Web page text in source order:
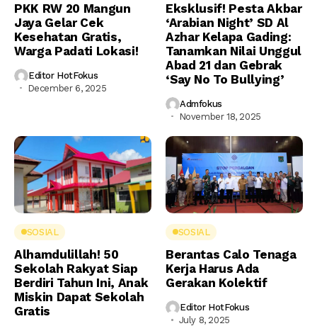
PKK RW 20 Mangun
Jaya Gelar Cek
Kesehatan Gratis,
Warga Padati Lokasi!
Editor HotFokus
December 6, 2025
Eksklusif! Pesta Akbar
‘Arabian Night’ SD Al
Azhar Kelapa Gading:
Tanamkan Nilai Unggul
Abad 21 dan Gebrak
‘Say No To Bullying’
Admfokus
November 18, 2025
SOSIAL
Alhamdulillah! 50
Sekolah Rakyat Siap
Berdiri Tahun Ini, Anak
Miskin Dapat Sekolah
Gratis
SOSIAL
Berantas Calo Tenaga
Kerja Harus Ada
Gerakan Kolektif
Editor HotFokus
July 8, 2025